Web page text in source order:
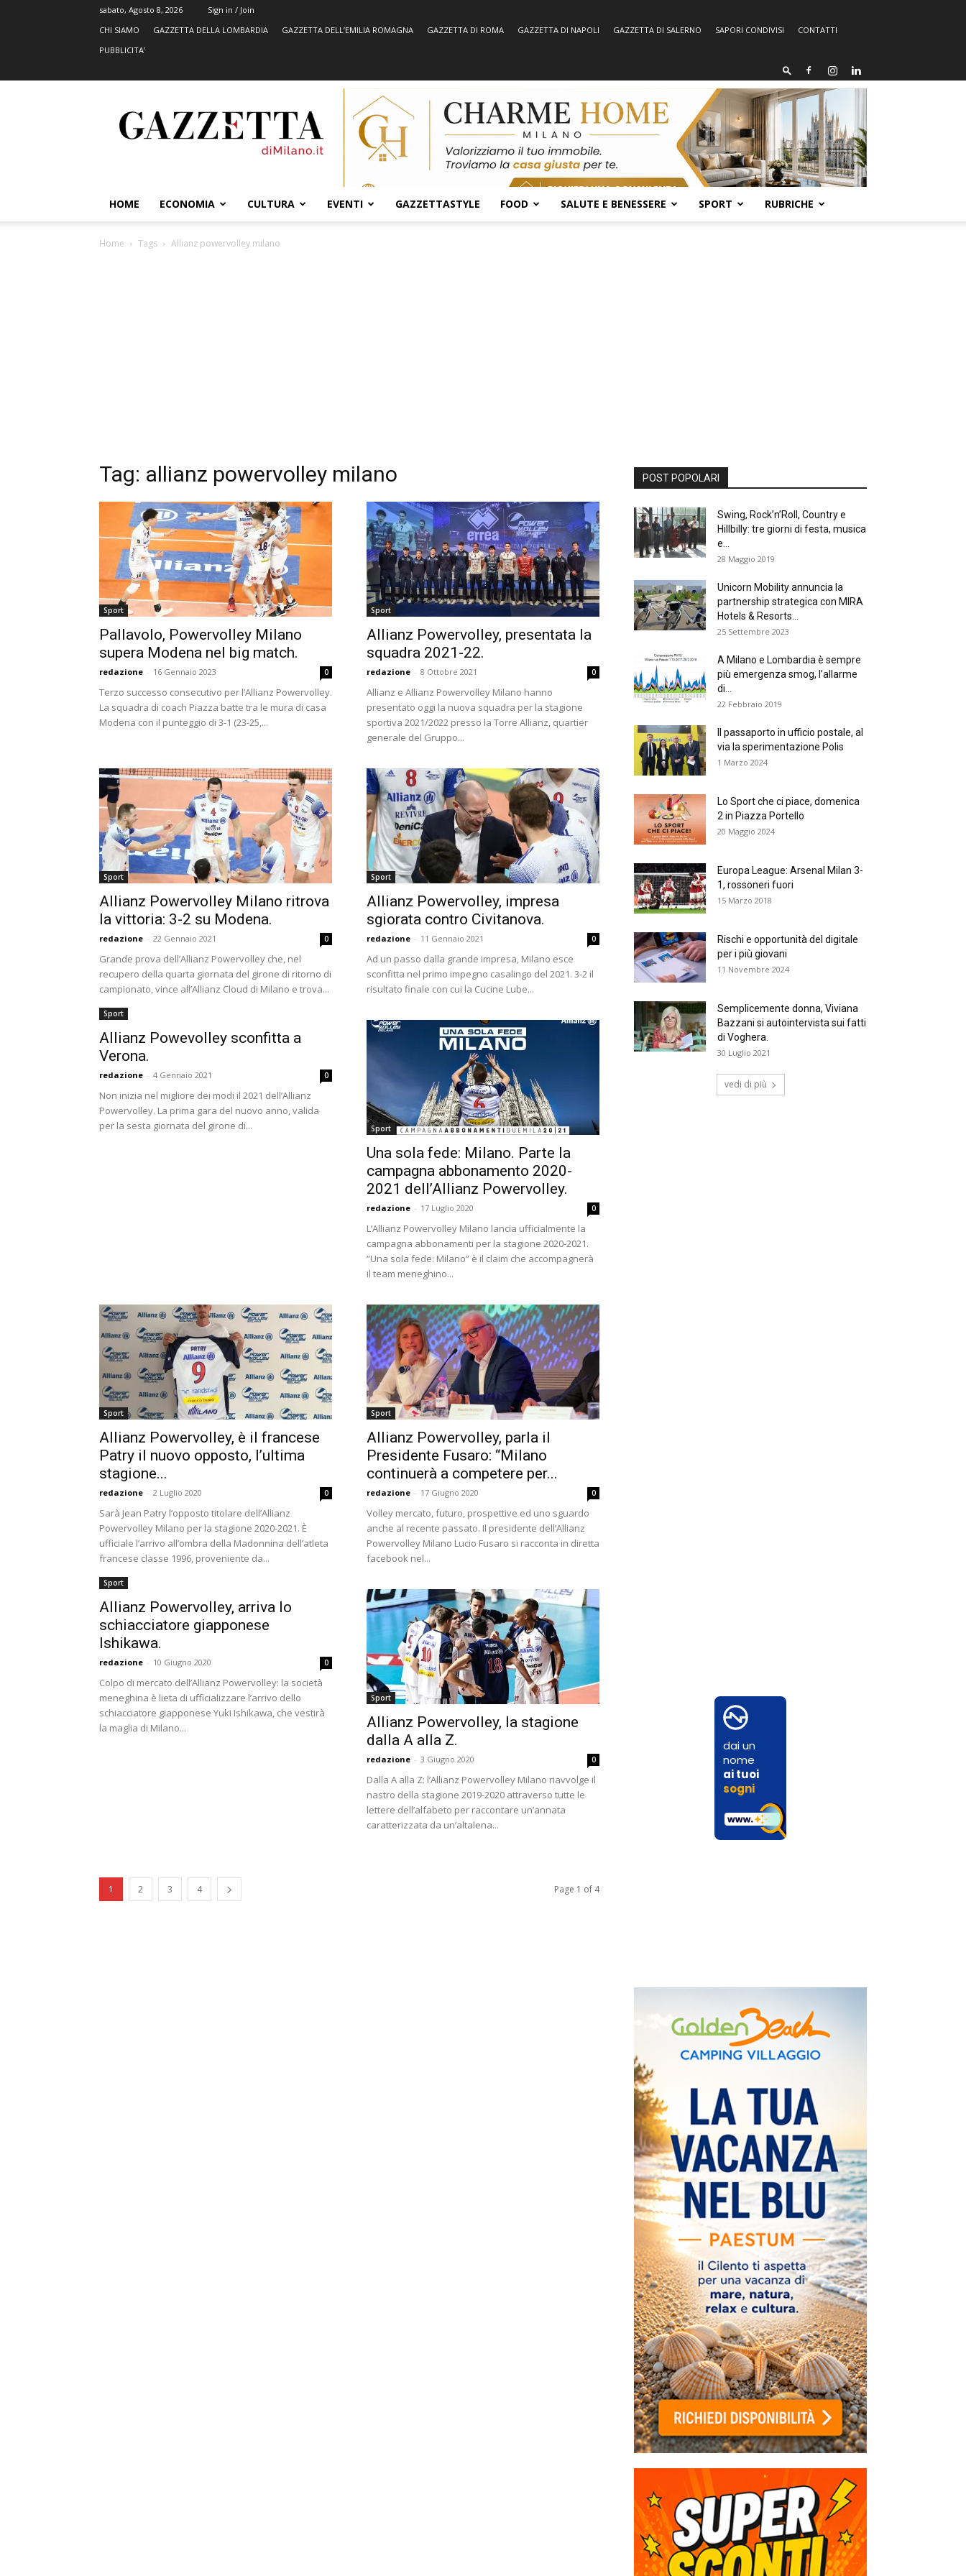
sabato, Agosto 8, 2026
Sign in / Join
CHI SIAMO
GAZZETTA DELLA LOMBARDIA GAZZETTA DELL’EMILIA ROMAGNA GAZZETTA DI ROMA GAZZETTA DI NAPOLI GAZZETTA DI SALERNO SAPORI CONDIVISI
CONTATTI
PUBBLICITA’
HOME ECONOMIA CULTURA EVENTI GAZZETTASTYLE FOOD SALUTE E BENESSERE SPORT RUBRICHE
Home Tags Allianz powervolley milano
Tag: allianz powervolley milano
Sport
Pallavolo, Powervolley Milano
supera Modena nel big match.
redazione - 16 Gennaio 2023 0
Terzo successo consecutivo per l’Allianz Powervolley.
La squadra di coach Piazza batte tra le mura di casa
Modena con il punteggio di 3-1 (23-25,...
Sport
Allianz Powervolley, presentata la
squadra 2021-22.
redazione - 8 Ottobre 2021 0
Allianz e Allianz Powervolley Milano hanno
presentato oggi la nuova squadra per la stagione
sportiva 2021/2022 presso la Torre Allianz, quartier
generale del Gruppo...
Sport
Allianz Powervolley Milano ritrova
la vittoria: 3-2 su Modena.
redazione - 22 Gennaio 2021 0
Grande prova dell’Allianz Powervolley che, nel
recupero della quarta giornata del girone di ritorno di
campionato, vince all’Allianz Cloud di Milano e trova...
Sport
Allianz Powervolley, impresa
sgiorata contro Civitanova.
redazione - 11 Gennaio 2021 0
Ad un passo dalla grande impresa, Milano esce
sconfitta nel primo impegno casalingo del 2021. 3-2 il
risultato finale con cui la Cucine Lube...
Sport
Allianz Powevolley sconfitta a
Verona.
redazione - 4 Gennaio 2021 0
Non inizia nel migliore dei modi il 2021 dell’Allianz
Powervolley. La prima gara del nuovo anno, valida
per la sesta giornata del girone di...
Sport
Una sola fede: Milano. Parte la
campagna abbonamento 2020-
2021 dell’Allianz Powervolley.
redazione - 17 Luglio 2020 0
L’Allianz Powervolley Milano lancia ufficialmente la
campagna abbonamenti per la stagione 2020-2021.
“Una sola fede: Milano” è il claim che accompagnerà
il team meneghino...
Sport
Allianz Powervolley, è il francese
Patry il nuovo opposto, l’ultima
stagione...
redazione - 2 Luglio 2020 0
Sarà Jean Patry l’opposto titolare dell’Allianz
Powervolley Milano per la stagione 2020-2021. È
ufficiale l’arrivo all’ombra della Madonnina dell’atleta
francese classe 1996, proveniente da...
Sport
Allianz Powervolley, parla il
Presidente Fusaro: “Milano
continuerà a competere per...
redazione - 17 Giugno 2020 0
Volley mercato, futuro, prospettive ed uno sguardo
anche al recente passato. Il presidente dell’Allianz
Powervolley Milano Lucio Fusaro si racconta in diretta
facebook nel...
Sport
Allianz Powervolley, arriva lo
schiacciatore giapponese
Ishikawa.
redazione - 10 Giugno 2020 0
Colpo di mercato dell’Allianz Powervolley: la società
meneghina è lieta di ufficializzare l’arrivo dello
schiacciatore giapponese Yuki Ishikawa, che vestirà
la maglia di Milano...
Sport
Allianz Powervolley, la stagione
dalla A alla Z.
redazione - 3 Giugno 2020 0
Dalla A alla Z: l’Allianz Powervolley Milano riavvolge il
nastro della stagione 2019-2020 attraverso tutte le
lettere dell’alfabeto per raccontare un’annata
caratterizzata da un’altalena...
1 2 3 4 Page 1 of 4
POST POPOLARI
Swing, Rock’n’Roll, Country e
Hillbilly: tre giorni di festa, musica
e...
28 Maggio 2019
Unicorn Mobility annuncia la
partnership strategica con MIRA
Hotels & Resorts...
25 Settembre 2023
A Milano e Lombardia è sempre
più emergenza smog, l’allarme
di...
22 Febbraio 2019
Il passaporto in ufficio postale, al
via la sperimentazione Polis
1 Marzo 2024
Lo Sport che ci piace, domenica
2 in Piazza Portello
20 Maggio 2024
Europa League: Arsenal Milan 3-
1, rossoneri fuori
15 Marzo 2018
Rischi e opportunità del digitale
per i più giovani
11 Novembre 2024
Semplicemente donna, Viviana
Bazzani si autointervista sui fatti
di Voghera.
30 Luglio 2021
vedi di più